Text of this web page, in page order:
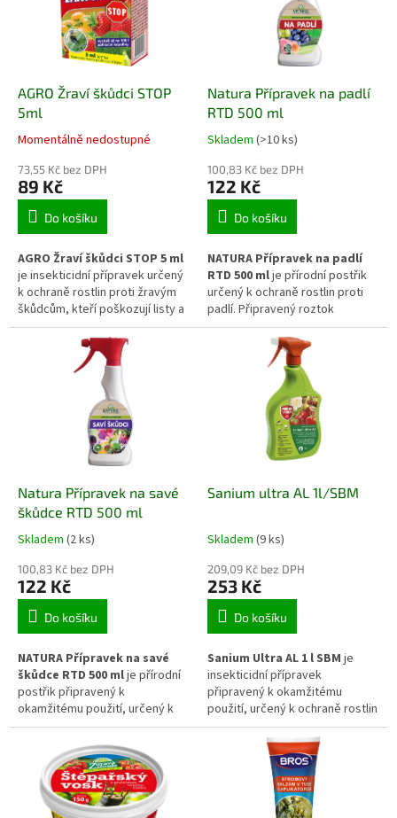
intenzivní, dlouhodobé kvetení
během vegetace.
ovocných stromů, okrasných
rostlin i jehličnanů.
AGRO Žraví škůdci STOP
5ml
Momentálně nedostupné
73,55 Kč bez DPH
89 Kč
Do košíku
AGRO Žraví škůdci STOP 5 ml
je insekticidní přípravek určený
k ochraně rostlin proti žravým
škůdcům, kteří poškozují listy a
výhony okusem. Pomáhá
omezovat výskyt housenek,
brouků a dalších škůdců a brání
jejich dalšímu šíření. Vhodný je
pro použití na zelenině,
ovocných rostlinách i okrasných
Natura Přípravek na padlí
RTD 500 ml
Skladem (>10 ks)
100,83 Kč bez DPH
122 Kč
Do košíku
NATURA Přípravek na padlí
RTD 500 mlje přírodní postřik
určený k ochraně rostlin proti
padlí. Připravený roztok
umožňuje okamžité použití bez
nutnosti ředění. Pomáhá
omezovat výskyt padlí na
listech a podporuje přirozenou
obranyschopnost rostlin.
Vhodný je pro zeleninu, ovocné
dřeviny i okrasné rostliny
pěstované na záhonech, ve
skleníku i v nádobách.
Natura Přípravek na savé
škůdce RTD 500 ml
Skladem (2 ks)
100,83 Kč bez DPH
122 Kč
Do košíku
NATURA Přípravek na savé
škůdce RTD 500 mlje přírodní
postřik připravený k
okamžitému použití, určený k
ochraně rostlin proti savým
škůdcům. Pomáhá omezovat
výskyt mšic, molic nebo
svilušek a přispívá k udržení
zdravého vzhledu rostlin.
Vhodný je pro použití na
Sanium ultra AL 1l/SBM
Skladem (9 ks)
209,09 Kč bez DPH
253 Kč
Do košíku
Sanium Ultra AL 1 l SBM je
insekticidní přípravek
připravený k okamžitému
použití, určený k ochraně rostlin
proti savým i žravým škůdcům.
Kombinuje kontaktní a
systémový účinek, díky čemuž
působí rychle a zároveň
poskytuje delší ochranu. Vhodný
je pro zeleninu, ovocné rostliny i